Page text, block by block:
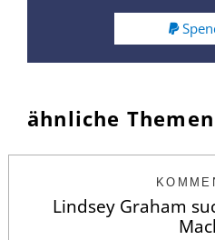
ähnliche Themen
Lindsey Graham